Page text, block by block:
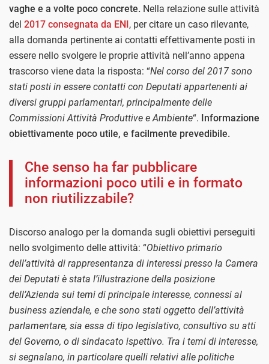
vaghe e a volte poco concrete. Nella relazione sulle attività
del 2017 consegnata da ENI, per citare un caso rilevante,
alla domanda pertinente ai contatti effettivamente posti in
essere nello svolgere le proprie attività nell’anno appena
trascorso viene data la risposta: “Nel corso del 2017 sono
stati posti in essere contatti con Deputati appartenenti ai
diversi gruppi parlamentari, principalmente delle
Commissioni Attività Produttive e Ambiente“. Informazione
obiettivamente poco utile, e facilmente prevedibile.
Che senso ha far pubblicare
informazioni poco utili e in formato
non riutilizzabile?
Discorso analogo per la domanda sugli obiettivi perseguiti
nello svolgimento delle attività: “Obiettivo primario
dell’attività di rappresentanza di interessi presso la Camera
dei Deputati è stata l’illustrazione della posizione
dell’Azienda sui temi di principale interesse, connessi al
business aziendale, e che sono stati oggetto dell’attività
parlamentare, sia essa di tipo legislativo, consultivo su atti
del Governo, o di sindacato ispettivo. Tra i temi di interesse,
si segnalano, in particolare quelli relativi alle politiche